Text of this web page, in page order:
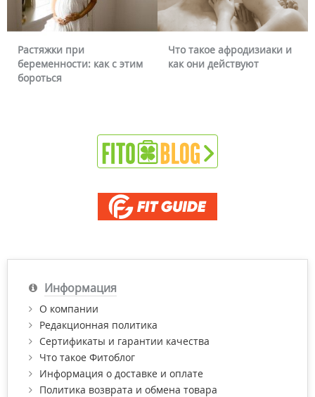
Растяжки при
беременности: как с этим
бороться
Что такое афродизиаки и
как они действуют
Информация
О компании
Редакционная политика
Сертификаты и гарантии качества
Что такое Фитоблог
Информация о доставке и оплате
Политика возврата и обмена товара